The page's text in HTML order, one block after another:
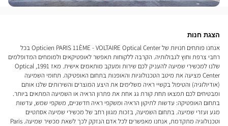
הצגת חנות
אנחנו פותחים חנויות של Opticien PARIS 11ÈME - VOLTAIRE Optical Center בכל
רחבי צרפת וחוץ לגבולותיה. הקרבה ללקוחות תאפשר לאופטיקאים ולמומחים המדופלמים
שלנו למכשירי שמיעה להעניק לכם שירות ומעקב מותאמים אישית. מאז 1991, Optical
Center מציעה את מיטב הטכנולוגיות והאופנות בתחום האופטיקה. תחומי השמיעה
(אודיולוגיה) והטיפול בקשיי ראיה משלימים את היצע המוצרים והשירותים שלנו אותם
ומבטיחים לכם תמצאו תחת קורת גג אחת את פתרון הראיה או השמיעה המתאים ביותר.
בתחום האופטיקה: עדשות לתיקון הראיה ומשקפי ראיה חדשניים, משקפי שמש, עדשות
מגע ועזרי שמיעה. בתחום השמיעה, בזכות מגוון רחב של מכשירי שמיעה אסתטיים
וטכנולוגיה מתקדמת, אנחנו מאפשרים לכל אדם הנזקק לכך לשאת מכשיר שמיעה. Paris